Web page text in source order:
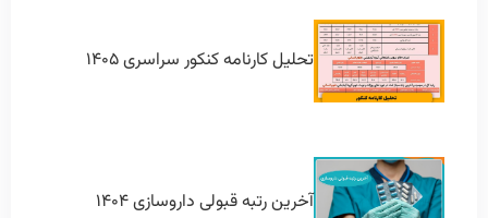
تحلیل کارنامه کنکور سراسری ۱۴۰۵
آخرین رتبه قبولی داروسازی ۱۴۰۴